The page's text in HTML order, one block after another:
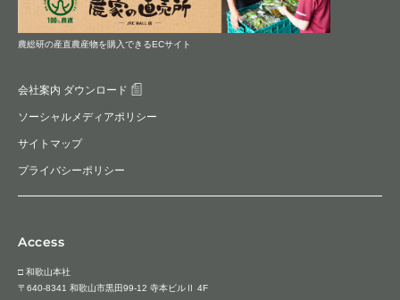
農総研の産直農産物を購入できるECサイト
会社案内 ダウンロード
ソーシャルメディアポリシー
サイトマップ
プライバシーポリシー
Access
□ 和歌山本社
〒640-8341 和歌山市黒田99-12 寺本ビルⅡ 4F